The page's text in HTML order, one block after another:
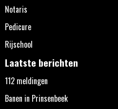
Notaris
Pedicure
Rijschool
Laatste berichten
112 meldingen
Banen in Prinsenbeek